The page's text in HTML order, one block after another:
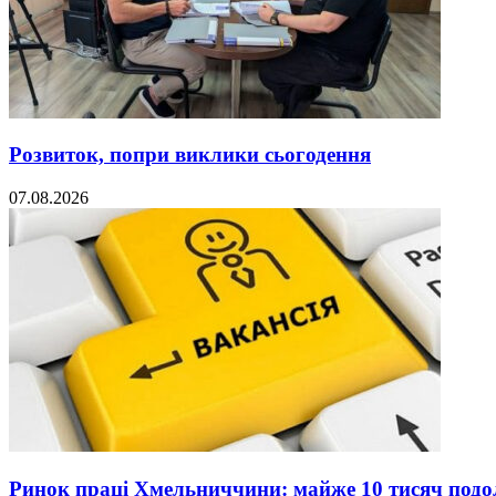
Розвиток, попри виклики сьогодення
07.08.2026
Ринок праці Хмельниччини: майже 10 тисяч